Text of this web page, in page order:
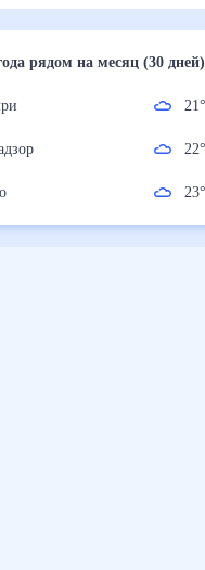
рядомна месяц
21°
22°
23°